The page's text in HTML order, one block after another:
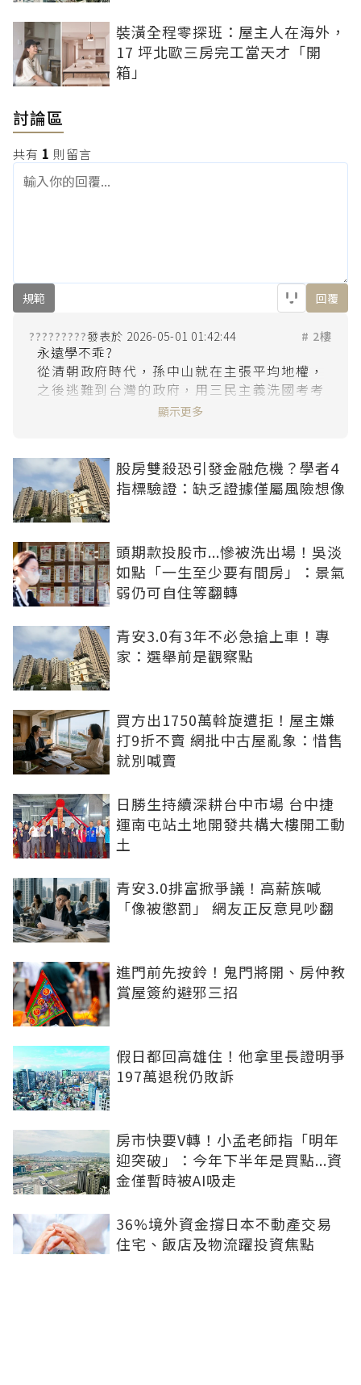
裝潢全程零探班：屋主人在海外，
17 坪北歐三房完工當天才「開
箱」
討論區
共有 1 則留言
規範 回覆
????????? 2026-05-01 01:42:44 # 2樓
永遠學不乖?
從清朝政府時代，孫中山就在主張平均地權，
之後逃難到台灣的政府，用三民主義洗國考考
生的腦，但一切都枉然，公務員與官員成加害
始了最近30年的地產災難。
兩岸的決策者都有私心，怕傷到自己的財產，
甚至是想靠房地產暴富；央行的理、監事呢?
社會為每個A付出30%的房價、地價漲幅的代
價，去榮耀了被神格的14A，結果是把病態的社
會傳承給未來世代。看來清廉的老藍男退休，
顯示更多
股房雙殺恐引發金融危機？學者4
指標驗證：缺乏證據僅屬風險想像
頭期款投股市...慘被洗出場！吳淡
如點「一生至少要有間房」：景氣
弱仍可自住等翻轉
青安3.0有3年不必急搶上車！專
家：選舉前是觀察點
買方出1750萬斡旋遭拒！屋主嫌
打9折不賣 網批中古屋亂象：惜售
就別喊賣
日勝生持續深耕台中市場 台中捷
運南屯站土地開發共構大樓開工動
土
青安3.0排富掀爭議！高薪族喊
「像被懲罰」 網友正反意見吵翻
進門前先按鈴！鬼門將開、房仲教
賞屋簽約避邪三招
假日都回高雄住！他拿里長證明爭
197萬退稅仍敗訴
房市快要V轉！小孟老師指「明年
迎突破」：今年下半年是買點...資
金僅暫時被AI吸走
36%境外資金撐日本不動產交易
住宅、飯店及物流躍投資焦點